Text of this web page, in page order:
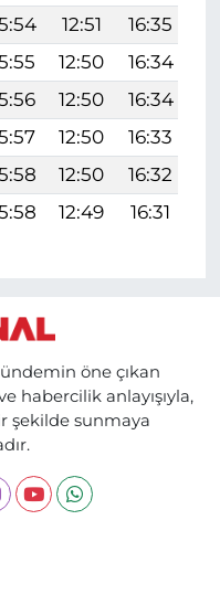
12:51 16:35
12:50 16:34
12:50 16:34
12:50 16:33
12:50 16:32
12:49 16:31
öne çıkan
habercilik anlayışıyla,
şekilde sunmaya